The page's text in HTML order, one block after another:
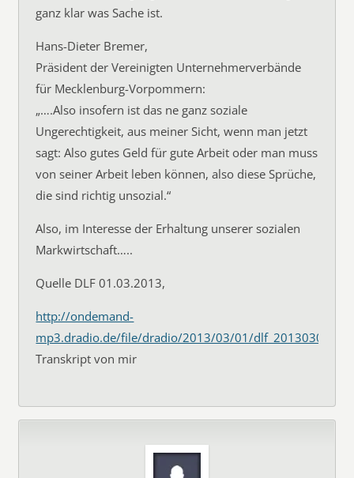
ganz klar was Sache ist.
Hans-Dieter Bremer,
Präsident der Vereinigten Unternehmerverbände
für Mecklenburg-Vorpommern:
„….Also insofern ist das ne ganz soziale
Ungerechtigkeit, aus meiner Sicht, wenn man jetzt
sagt: Also gutes Geld für gute Arbeit oder man muss
von seiner Arbeit leben können, also diese Sprüche,
die sind richtig unsozial.“
Also, im Interesse der Erhaltung unserer sozialen
Markwirtschaft…..
Quelle DLF 01.03.2013,
http://ondemand-
mp3.dradio.de/file/dradio/2013/03/01/
Transkript von mir